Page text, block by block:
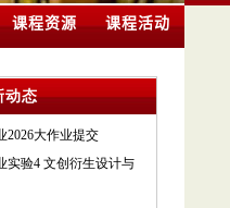
课程资源 课程活动